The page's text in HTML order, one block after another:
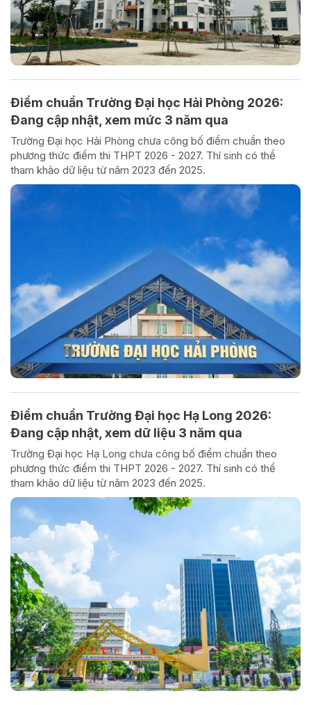
Điểm chuẩn Trường Đại học Hải Phòng 2026:
Đang cập nhật, xem mức 3 năm qua
Trường Đại học Hải Phòng chưa công bố điểm chuẩn theo
phương thức điểm thi THPT 2026 - 2027. Thí sinh có thể
tham khảo dữ liệu từ năm 2023 đến 2025.
Điểm chuẩn Trường Đại học Hạ Long 2026:
Đang cập nhật, xem dữ liệu 3 năm qua
Trường Đại học Hạ Long chưa công bố điểm chuẩn theo
phương thức điểm thi THPT 2026 - 2027. Thí sinh có thể
tham khảo dữ liệu từ năm 2023 đến 2025.